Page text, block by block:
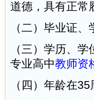
道德，具有正常
（二）毕业证
（三）学历、
专业高中教师资
（四）年龄在